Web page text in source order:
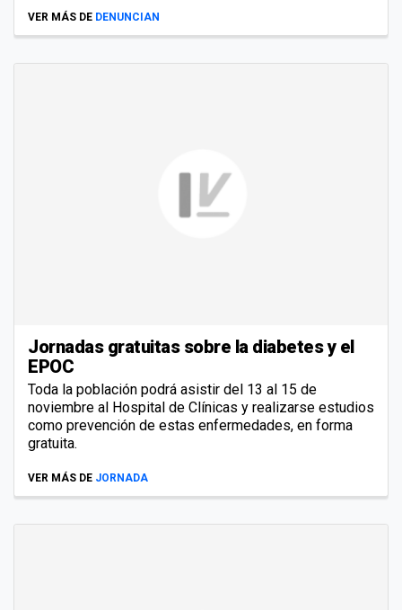
VER MÁS DE DENUNCIAN
Jornadas gratuitas sobre la diabetes y el
EPOC
Toda la población podrá asistir del 13 al 15 de
noviembre al Hospital de Clínicas y realizarse estudios
como prevención de estas enfermedades, en forma
gratuita.
VER MÁS DE JORNADA